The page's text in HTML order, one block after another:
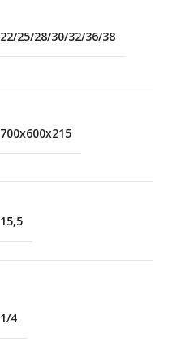
22/25/28/30/32/36/38
700x600x215
15,5
1/4